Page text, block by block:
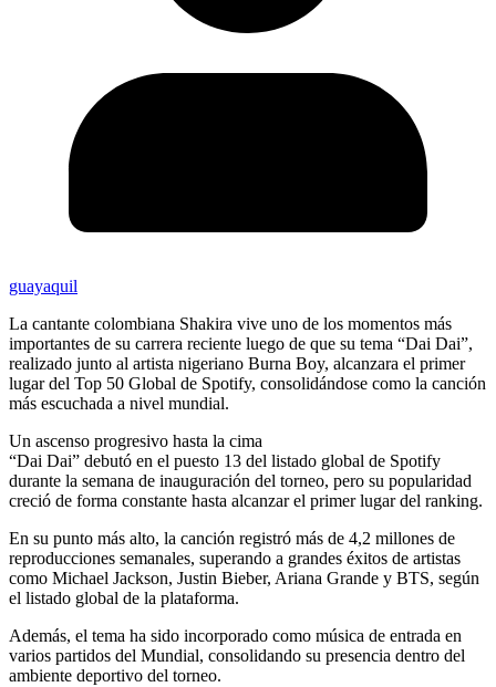
guayaquil
La cantante colombiana Shakira vive uno de los momentos más
importantes de su carrera reciente luego de que su tema “Dai Dai”,
realizado junto al artista nigeriano Burna Boy, alcanzara el primer
lugar del Top 50 Global de Spotify, consolidándose como la canción
más escuchada a nivel mundial.
Un ascenso progresivo hasta la cima
“Dai Dai” debutó en el puesto 13 del listado global de Spotify
durante la semana de inauguración del torneo, pero su popularidad
creció de forma constante hasta alcanzar el primer lugar del ranking.
En su punto más alto, la canción registró más de 4,2 millones de
reproducciones semanales, superando a grandes éxitos de artistas
como Michael Jackson, Justin Bieber, Ariana Grande y BTS, según
el listado global de la plataforma.
Además, el tema ha sido incorporado como música de entrada en
varios partidos del Mundial, consolidando su presencia dentro del
ambiente deportivo del torneo.